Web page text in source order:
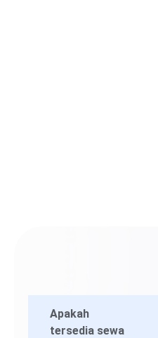
Apakah
tersedia sewa